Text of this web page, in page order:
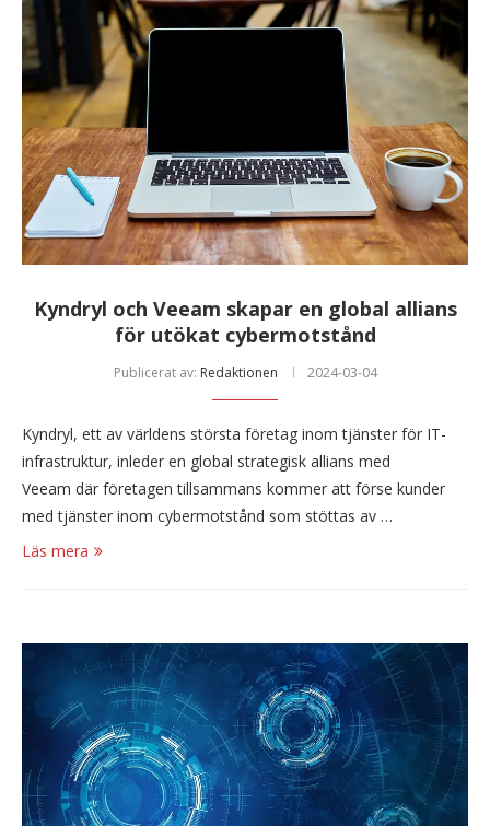
Kyndryl och Veeam skapar en global allians
för utökat cybermotstånd
Publicerat av: Redaktionen 2024-03-04
Kyndryl, ett av världens största företag inom tjänster för IT-
infrastruktur, inleder en global strategisk allians med
Veeam där företagen tillsammans kommer att förse kunder
med tjänster inom cybermotstånd som stöttas av …
Läs mera